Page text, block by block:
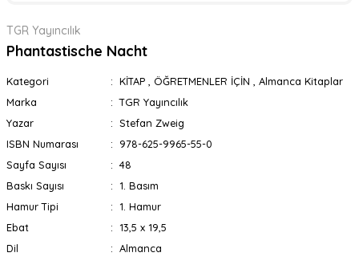
TGR Yayıncılık
Phantastische Nacht
Kategori KİTAP ÖĞRETMENLER İÇİN
Almanca Kitaplar
Marka
TGR Yayıncılık
Yazar
Stefan Zweig
ISBN Numarası
978-625-9965-55-0
Sayfa Sayısı
48
Baskı Sayısı
1. Basım
Hamur Tipi
1. Hamur
Ebat
13,5 x 19,5
Dil
Almanca